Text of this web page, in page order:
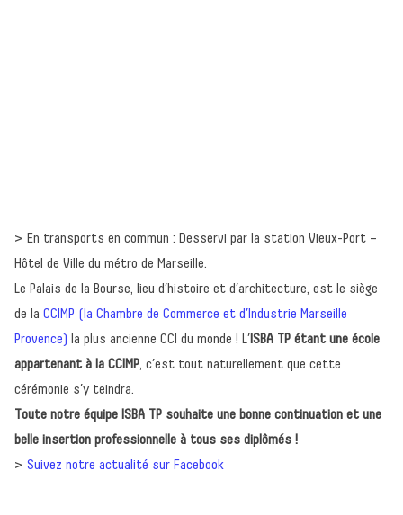
> En transports en commun : Desservi par la station Vieux-Port –
Hôtel de Ville du métro de Marseille.
Le Palais de la Bourse, lieu d’histoire et d’architecture, est le siège
de la CCIMP (la Chambre de Commerce et d’Industrie Marseille
Provence) la plus ancienne CCI du monde ! L’ISBA TP étant une école
appartenant à la CCIMP, c’est tout naturellement que cette
cérémonie s’y teindra.
Toute notre équipe ISBA TP souhaite une bonne continuation et une
belle insertion professionnelle à tous ses diplômés !
> Suivez notre actualité sur Facebook